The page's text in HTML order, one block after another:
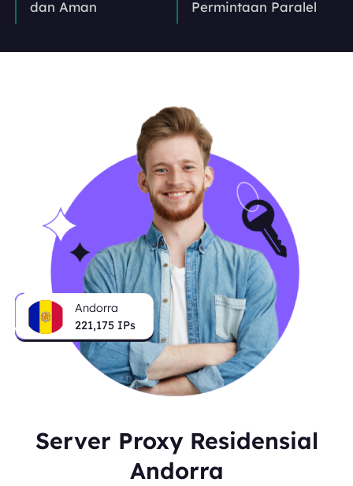
dan Aman Permintaan Paralel
Andorra
221,175 IPs
Server Proxy Residensial
Andorra